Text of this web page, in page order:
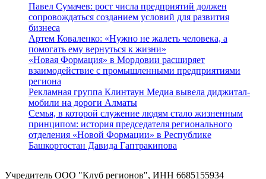
Павел Сумачев: рост числа предприятий должен
сопровождаться созданием условий для развития
бизнеса
Артем Коваленко: «Нужно не жалеть человека, а
помогать ему вернуться к жизни»
«Новая Формация» в Мордовии расширяет
взаимодействие с промышленными предприятиями
региона
Рекламная группа Клинтаун Медиа вывела диджитал-
мобили на дороги Алматы
Семья, в которой служение людям стало жизненным
принципом: история председателя регионального
отделения «Новой Формации» в Республике
Башкортостан Давида Гаптракипова
Учредитель ООО "Клуб регионов", ИНН 6685155934